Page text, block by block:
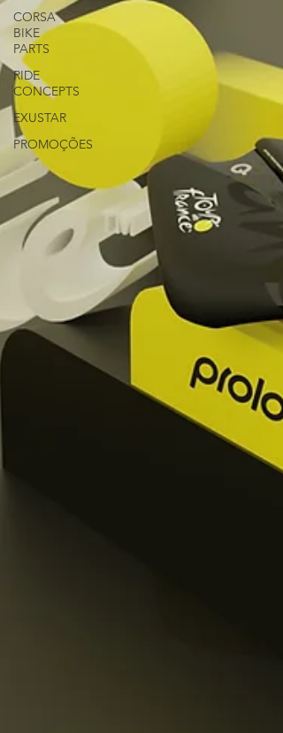
CORSA
BIKE
PARTS
RIDE
CONCEPTS
EXUSTAR
PROMOÇÕES